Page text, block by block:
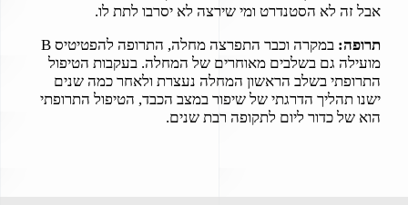
אבל זה לא הסטנדרט ומי שירצה לא יסרבו לתת לו.
תרופה:
במקרה וכבר התפרצה מחלה, התרופה להפטיטיס B
מועילה גם בשלבים מאוחרים של המחלה. בעקבות הטיפול
התרופתי בשלב הראשון המחלה נעצרת ולאחר כמה שנים
ישנו תהליך הדרגתי של שיפור במצב הכבד, הטיפול התרופתי
הוא של כדור ליום לתקופה רבת שנים.